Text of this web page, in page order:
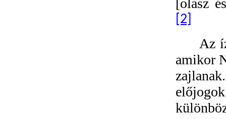
[olasz
[2]
Az
amikor